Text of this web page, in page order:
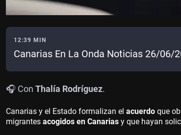
12:39 MIN
Canarias En La Onda Noticias 26/06/
🎧 Con Thalía Rodríguez.
Canarias y el Estado formalizan el acuerdo que
migrantes acogidos en Canarias y que hayan